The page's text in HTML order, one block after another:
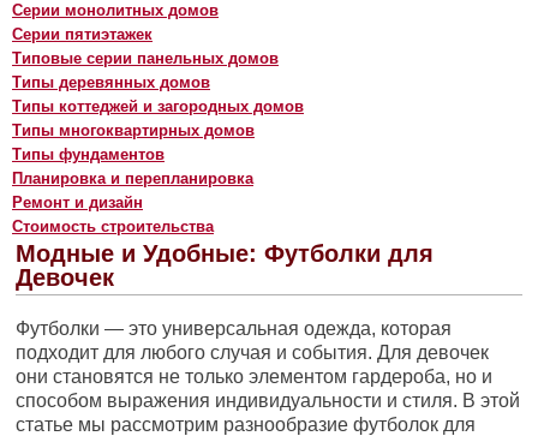
Серии монолитных домов
Серии пятиэтажек
Типовые серии панельных домов
Типы деревянных домов
Типы коттеджей и загородных домов
Типы многоквартирных домов
Типы фундаментов
Планировка и перепланировка
Ремонт и дизайн
Стоимость строительства
Модные и Удобные: Футболки для
Девочек
Футболки — это универсальная одежда, которая
подходит для любого случая и события. Для девочек
они становятся не только элементом гардероба, но и
способом выражения индивидуальности и стиля. В этой
статье мы рассмотрим разнообразие футболок для